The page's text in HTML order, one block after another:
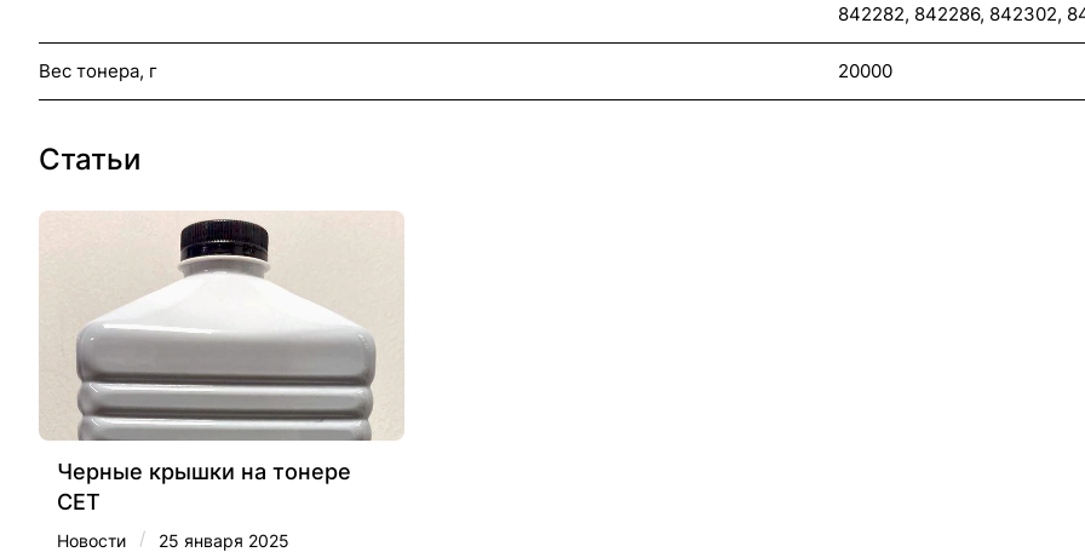
842282, 842286, 842302,
Вес тонера, г 20000
Статьи
Черные крышки на тонере
CET
Новости / 25 января 2025